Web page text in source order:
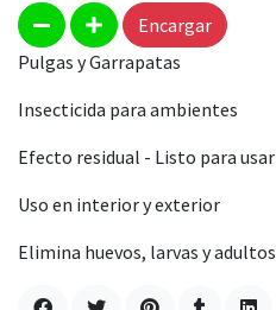
Encargar
Pulgas y Garrapatas
Insecticida para ambientes
Efecto residual - Listo para usar
Uso en interior y exterior
Elimina huevos, larvas y adultos